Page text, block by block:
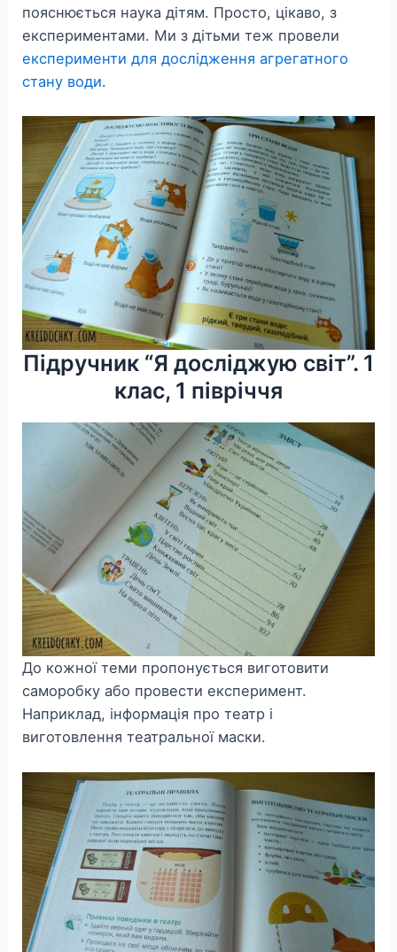
пояснюється наука дітям. Просто, цікаво, з
експериментами. Ми з дітьми теж провели
експерименти для дослідження агрегатного
стану води.
Підручник “Я досліджую світ”. 1
клас, 1 півріччя
До кожної теми пропонується виготовити
саморобку або провести експеримент.
Наприклад, інформація про театр і
виготовлення театральної маски.